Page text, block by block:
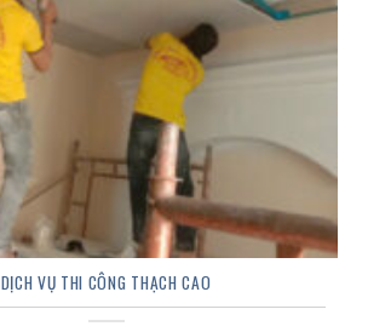
DỊCH VỤ THI CÔNG THẠCH CAO